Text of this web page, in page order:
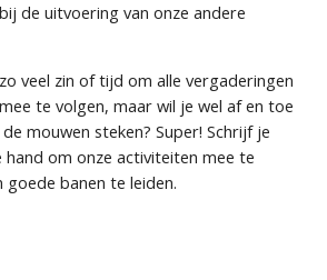
de uitvoering van onze andere
veel zin of tijd om alle vergaderingen
te volgen, maar wil je wel af en toe
mouwen steken? Super! Schrijf je
hand om onze activiteiten mee te
goede banen te leiden.